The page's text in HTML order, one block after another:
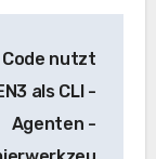
Code nutzt
als CLI -
Agenten -